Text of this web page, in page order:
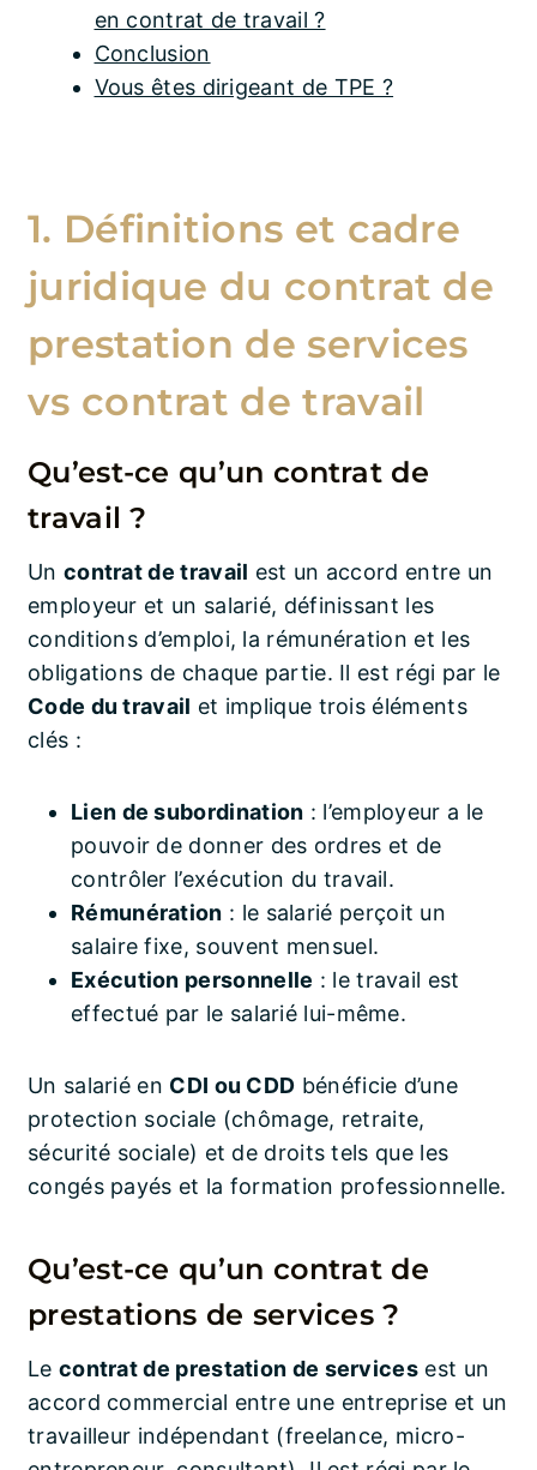
en contrat de travail ?
Conclusion
Vous êtes dirigeant de TPE ?
1. Définitions et cadre
juridique du contrat de
prestation de services
vs contrat de travail
Qu’est-ce qu’un contrat de
travail ?
Un contrat de travail est un accord entre un
employeur et un salarié, définissant les
conditions d’emploi, la rémunération et les
obligations de chaque partie. Il est régi par le
Code du travail et implique trois éléments
clés :
Lien de subordination : l’employeur a le
pouvoir de donner des ordres et de
contrôler l’exécution du travail.
Rémunération : le salarié perçoit un
salaire fixe, souvent mensuel.
Exécution personnelle : le travail est
effectué par le salarié lui-même.
Un salarié en CDI ou CDD bénéficie d’une
protection sociale (chômage, retraite,
sécurité sociale) et de droits tels que les
congés payés et la formation professionnelle.
Qu’est-ce qu’un contrat de
prestations de services ?
Le contrat de prestation de services est un
accord commercial entre une entreprise et un
travailleur indépendant (freelance, micro-